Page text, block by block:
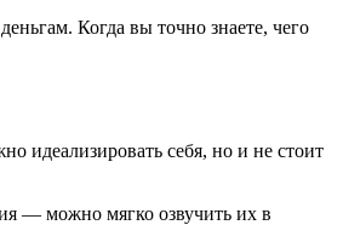
Когда вы точно знаете, чего
идеализировать себя, но и не стоит
— можно мягко озвучить их в